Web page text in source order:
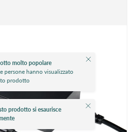
molto popolare
persone hanno visualizzato
prodotto
Close
prodotto si esaurisce
Close